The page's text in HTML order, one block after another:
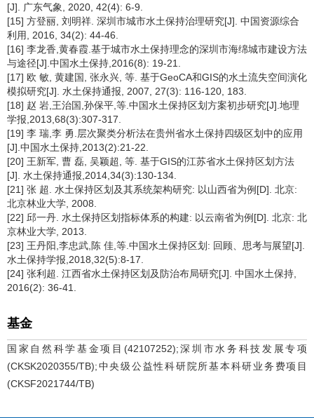
[J]. 广东气象, 2020, 42(4): 6-9.
[15] 方登丽, 刘明祥. 深圳市城市水土保持治理研究[J]. 中国资源综合
利用, 2016, 34(2): 44-46.
[16] 李龙香,黄春霞.基于城市水土保持理念的深圳市海绵城市建设方法
与途径[J].中国水土保持,2016(8): 19-21.
[17] 欧 敏, 黄建国, 张永兴, 等. 基于GeoCA和GIS的水土流失空间演化
模拟研究[J]. 水土保持通报, 2007, 27(3): 116-120, 183.
[18] 赵 岩,王治国,孙保平,等.中国水土保持区划方案初步研究[J].地理
学报,2013,68(3):307-317.
[19] 李 瑞,李 勇.层次聚类分析法在贵州省水土保持四级区划中的应用
[J].中国水土保持,2013(2):21-22.
[20] 王新军, 曹 磊, 吴颖超, 等. 基于GIS的江苏省水土保持区划方法
[J]. 水土保持通报,2014,34(3):130-134.
[21] 张 超. 水土保持区划及其系统架构研究: 以山西省为例[D]. 北京:
北京林业大学, 2008.
[22] 邱一丹. 水土保持区划指标体系的构建: 以云南省为例[D]. 北京: 北
京林业大学, 2013.
[23] 王丹阳,李忠武,陈 佳,等.中国水土保持区划: 回顾、思考与展望[J].
水土保持学报,2018,32(5):8-17.
[24] 张利超. 江西省水土保持区划及防治布局研究[J]. 中国水土保持,
2016(2): 36-41.
基金
国家自然科学基金项目(42107252);深圳市水务科技发展专项
(CKSK2020355/TB);中央级公益性科研院所基本科研业务费项目
(CKSF2021744/TB)